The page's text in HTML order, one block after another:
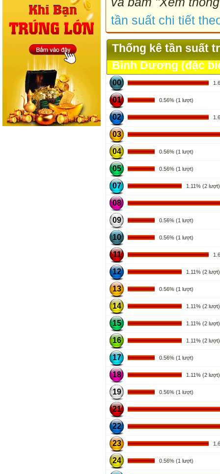
tần suất chi tiết
Thống kê tần suất
Bình Dương (đặc
00
01 0.56% (1 lượt)
02
03
04 0.56% (1 lượt)
05 0.56% (1 lượt)
07 1.11% (2 lượt)
08
09 0.56% (1 lượt)
10 0.56% (1 lượt)
11
12 1.11% (2 lượt)
13 0.56% (1 lượt)
14 1.11% (2 lượt)
15 1.11% (2 lượt)
16 1.11% (2 lượt)
17 0.56% (1 lượt)
18 1.11% (2 lượt)
19 0.56% (1 lượt)
21
22
23
24 0.56% (1 lượt)